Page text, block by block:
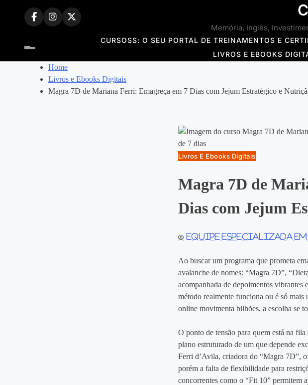
Memória, Inglês,
CURSOSS: O SEU PORTAL DE TREINAMENTOS E
LIVROS E EBOOKS
Home
Livros e Ebooks Digitais
Magra 7D de Mariana Ferri: Emagreça em 7 Dias com Jejum Estratégico e
Livros E Ebooks Digitais
Magra 7D de
Dias com Jejum
Equipe especializada
Ao buscar um programa que prometa
avalanche de nomes: “Magra 7D”,
acompanhada de depoimentos vibrantes
método realmente funciona ou é só
online movimenta bilhões, a escolha se
O ponto de tensão para quem está na
plano estruturado de um que depende
Ferri d’Avila, criadora do “Magra 7D”,
porém a falta de flexibilidade para
concorrentes como o “Fit 10” permitem